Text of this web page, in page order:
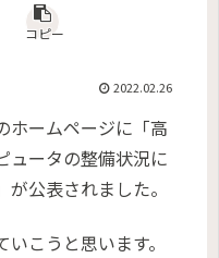
コピー
2022.02.26
ホームページに「高
ュータの整備状況に
公表されました。
こうと思います。